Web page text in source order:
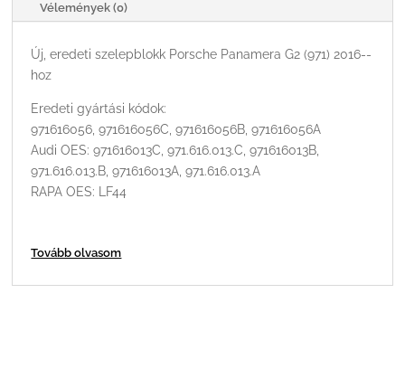
Vélemények (0)
Új, eredeti szelepblokk Porsche Panamera G2 (971) 2016--
hoz
Eredeti gyártási kódok:
971616056, 971616056C, 971616056B, 971616056A
Audi OES: 971616013C, 971.616.013.C, 971616013B,
971.616.013.B, 971616013A, 971.616.013.A
RAPA OES: LF44
Tovább olvasom